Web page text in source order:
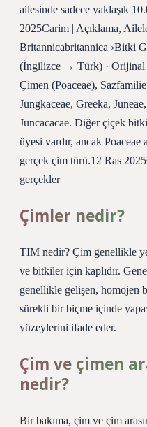
ailesinde sadece yaklaşık
2025Carim | Açıklama,
Britannicabritannica ›Bitki
(İngilizce → Türk) ·
Çimen (Poaceae),
Jungkaceae, Greeka,
Juncacacae. Diğer çiçek
üyesi vardır, ancak Poaceae
gerçek çim türü.12 Ras
gerçekler
Çimler nedir?
TIM nedir? Çim genellikle
ve bitkiler için kaplıdır.
genellikle gelişen, homojen
sürekli bir biçme içinde
yüzeylerini ifade eder.
Çim ve çimen
nedir?
Bir bakıma, çim ve çim